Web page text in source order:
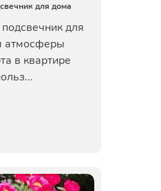
для дома
для
атмосферы
в квартире